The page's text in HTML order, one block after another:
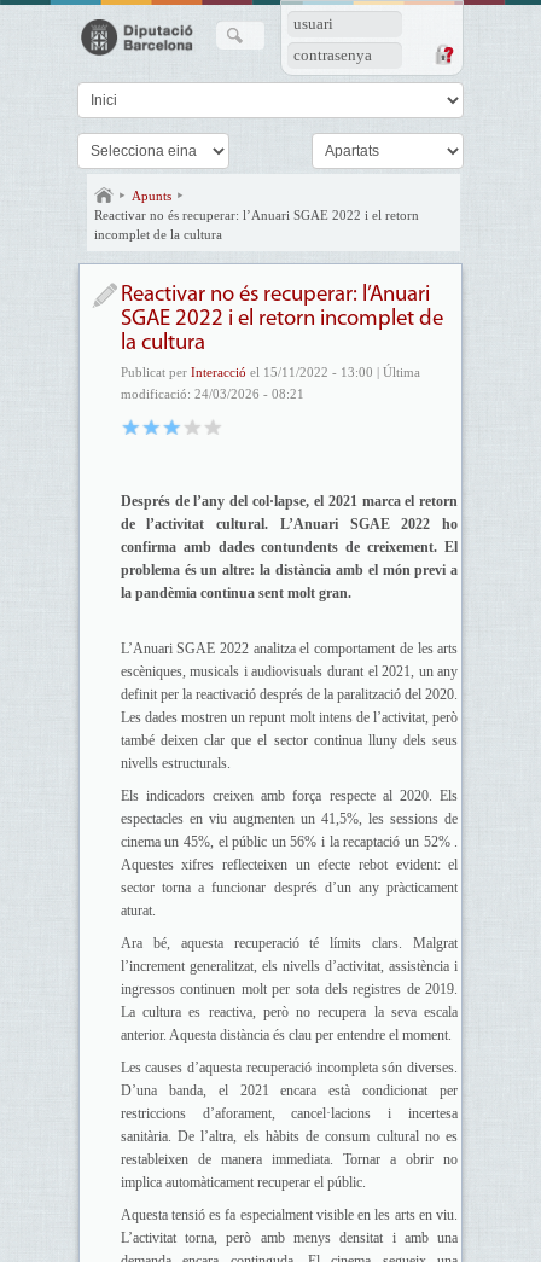
usuari
contrasenya
Apunts
Reactivar no és recuperar: l’Anuari SGAE 2022 i el retorn
incomplet de la cultura
Reactivar no és recuperar: l’Anuari
SGAE 2022 i el retorn incomplet de
la cultura
Publicat per Interacció el 15/11/2022 - 13:00 | Última
modificació: 24/03/2026 - 08:21
Després de l’any del col·lapse, el 2021 marca el retorn
de l’activitat cultural. L’Anuari SGAE 2022 ho
confirma amb dades contundents de creixement. El
problema és un altre: la distància amb el món previ a
la pandèmia continua sent molt gran.
L’Anuari SGAE 2022 analitza el comportament de les arts
escèniques, musicals i audiovisuals durant el 2021, un any
definit per la reactivació després de la paralització del 2020.
Les dades mostren un repunt molt intens de l’activitat, però
també deixen clar que el sector continua lluny dels seus
nivells estructurals.
Els indicadors creixen amb força respecte al 2020. Els
espectacles en viu augmenten un 41,5%, les sessions de
cinema un 45%, el públic un 56% i la recaptació un 52% .
Aquestes xifres reflecteixen un efecte rebot evident: el
sector torna a funcionar després d’un any pràcticament
aturat.
Ara bé, aquesta recuperació té límits clars. Malgrat
l’increment generalitzat, els nivells d’activitat, assistència i
ingressos continuen molt per sota dels registres de 2019.
La cultura es reactiva, però no recupera la seva escala
anterior. Aquesta distància és clau per entendre el moment.
Les causes d’aquesta recuperació incompleta són diverses.
D’una banda, el 2021 encara està condicionat per
restriccions d’aforament, cancel·lacions i incertesa
sanitària. De l’altra, els hàbits de consum cultural no es
restableixen de manera immediata. Tornar a obrir no
implica automàticament recuperar el públic.
Aquesta tensió es fa especialment visible en les arts en viu.
L’activitat torna, però amb menys densitat i amb una